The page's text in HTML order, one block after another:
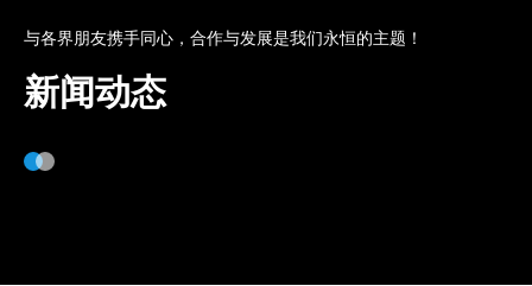
新闻动态
与各界朋友携手同心，合作与发展是我们永恒的主题！